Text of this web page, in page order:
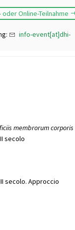
Online-Teilnahme
info-event[at]dhi-
membrorum corporis
secolo
secolo. Approccio